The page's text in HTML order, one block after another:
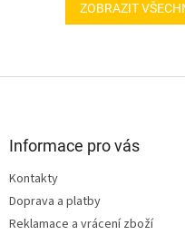
ZOBRAZIT
Informace pro vás
Kontakty
Doprava a platby
Reklamace a vrácení zboží